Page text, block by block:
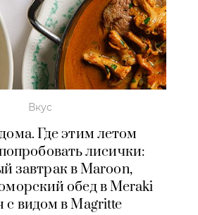
Вкус
Где этим летом
лисички:
завтрак в Maroon,
обед в Meraki
с видом в Magritte